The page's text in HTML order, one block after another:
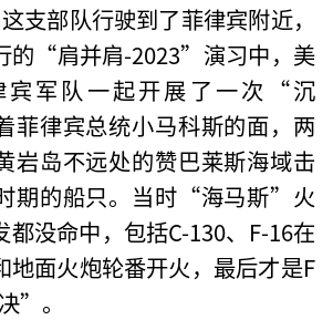
支部队行驶到了菲律宾附近，
的“肩并肩-2023”演习中，美
宾军队一起开展了一次“沉
菲律宾总统小马科斯的面，两
岩岛不远处的赞巴莱斯海域击
期的船只。当时“海马斯”火
都没命中，包括C-130、F-16在
地面火炮轮番开火，最后才是F
”。